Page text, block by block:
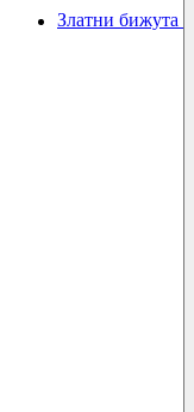
Златни бижута